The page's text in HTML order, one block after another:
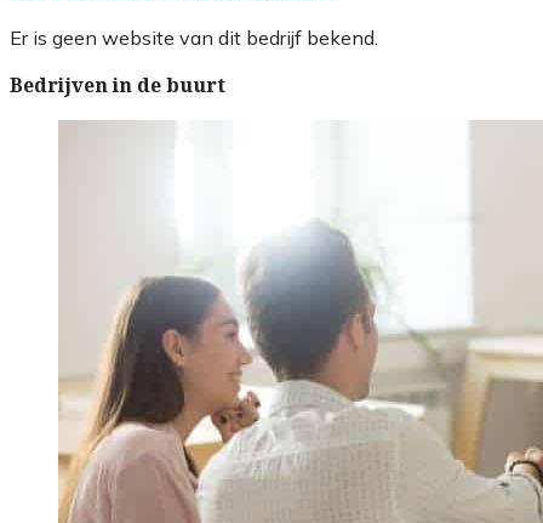
Er is geen website van dit bedrijf bekend.
Bedrijven in de buurt